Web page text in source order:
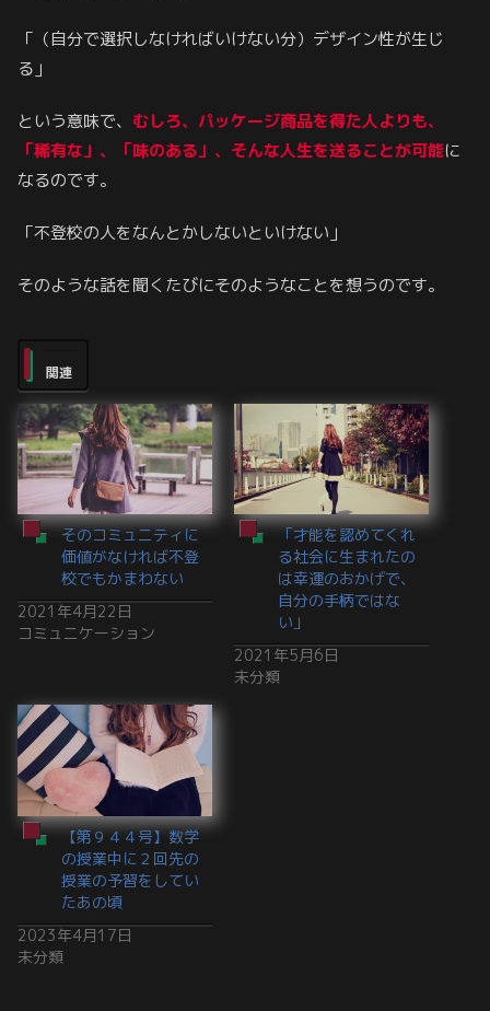
「（自分で選択しなければいけない分）デザイン性が生じ
る」
という意味で、 むしろ、パッケージ商品を得た人よりも、
「稀有な」、「味のある」、そんな人生を送ることが可能に
なるのです。
「不登校の人をなんとかしないといけない」
そのような話を聞くたびにそのようなことを想うのです。
関連
そのコミュニティに
価値がなければ不登
校でもかまわない
2021年4月22日
コミュニケーション
「才能を認めてくれ
る社会に生まれたの
は幸運のおかげで、
自分の手柄ではな
い」
2021年5月6日
未分類
【第９４４号】数学
の授業中に２回先の
授業の予習をしてい
たあの頃
2023年4月17日
未分類